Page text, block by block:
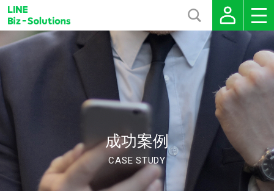
成功案例
CASE STUDY